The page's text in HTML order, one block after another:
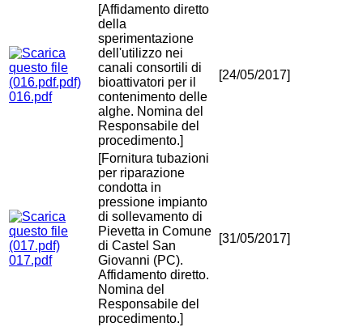
016.pdf
[Affidamento diretto
della
sperimentazione
dell'utilizzo nei
canali consortili di
bioattivatori per il
contenimento delle
alghe. Nomina del
Responsabile del
procedimento.]
[24/05/2017]
017.pdf
[Fornitura tubazioni
per riparazione
condotta in
pressione impianto
di sollevamento di
Pievetta in Comune
di Castel San
Giovanni (PC).
Affidamento diretto.
Nomina del
Responsabile del
procedimento.]
[31/05/2017]